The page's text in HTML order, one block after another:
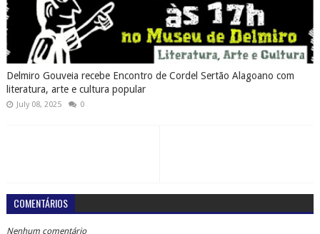
Delmiro Gouveia recebe Encontro de Cordel Sertão Alagoano com
literatura, arte e cultura popular
July 08, 2025 0
COMENTÁRIOS
Nenhum comentário